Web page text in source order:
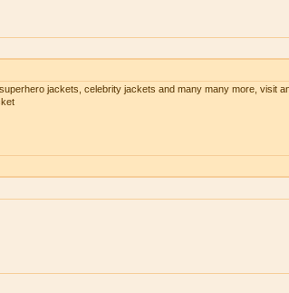
jackets, celebrity jackets and many many more, visit